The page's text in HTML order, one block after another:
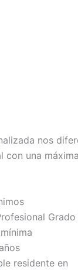
nos
con una
residente en